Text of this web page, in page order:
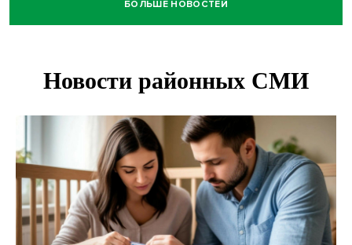
БОЛЬШЕ НОВОСТЕЙ